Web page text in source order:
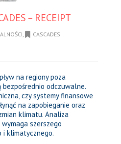
– RECEIPT
,
CASCADES
na regiony poza
bezpośrednio odczuwalne.
czy systemy finansowe
na zapobieganie oraz
klimatu. Analiza
szerszego
i klimatycznego.